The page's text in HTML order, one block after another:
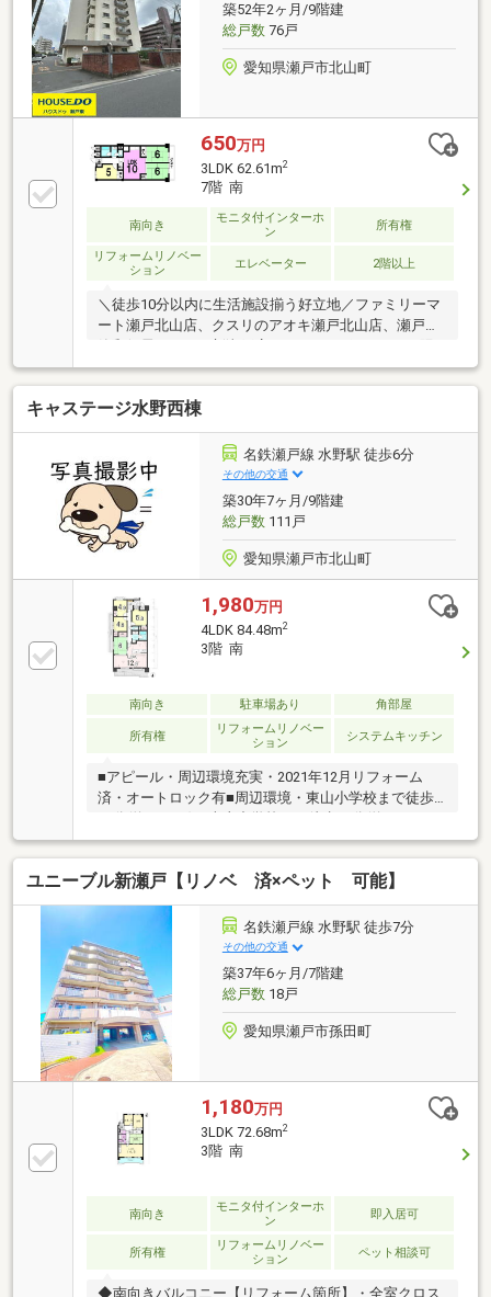
細・ご相談はお気軽にお問い合わせください。
築52年2ヶ月/9階建
総戸数76戸
愛知県瀬戸市北山町
650万円
3LDK 62.61m2
7階 南
南向き
モニタ付インターホ
ン
所有権
リフォームリノベー
ション
エレベーター 2階以上
＼徒歩10分以内に生活施設揃う好立地／ファミリーマ
ート瀬戸北山店、クスリのアオキ瀬戸北山店、瀬戸效
当り良好■全居室収納あり■モニター付きインターホン
■ワイドバルコニー【リフォーム歴】・2023年1月：キ
ッチン交換・2022年9月：クロス全面貼替、畳表替、
クッションフロア・カーペット貼替※契約不適合責任
免責※ペット飼育不可
キャステージ水野西棟
名鉄瀬戸線 水野駅 徒歩6分
その他の交通
築30年7ヶ月/9階建
総戸数111戸
愛知県瀬戸市北山町
1,980万円
4LDK 84.48m2
3階 南
南向き 駐車場あり 角部屋
所有権
リフォームリノベー
ション
システムキッチン
■アピール・周辺環境充実・2021年12月リフォーム
済・オートロック有■周辺環境・東山小学校まで徒歩
1050m)・ファミリーマート瀬戸北山店まで徒歩2分(約
120m)・クスリのアオキ瀬戸北山店まで徒歩2分(約
160m)・『水野』駅まで徒歩7分(約560m)・バロー新
瀬戸店まで徒歩7分(約530m)・『新瀬戸』駅まで徒歩8
分(約570m)・病院まで徒歩10分(約760m)【ハウスドゥ
全国大会入賞の実績！】■店舗総合ランキング全国第
10位！（700店舗中）■髙木店長個人売上高(約1000名
中)東海第1位！
ユニーブル新瀬戸【リノベ 済×ペット 可能】
名鉄瀬戸線 水野駅 徒歩7分
その他の交通
築37年6ヶ月/7階建
総戸数18戸
愛知県瀬戸市孫田町
1,180万円
3LDK 72.68m2
3階 南
南向き
モニタ付インターホ
ン
即入居可
所有権
リフォームリノベー
ション
ペット相談可
◆南向きバルコニー【リフォーム箇所】・全室クロス